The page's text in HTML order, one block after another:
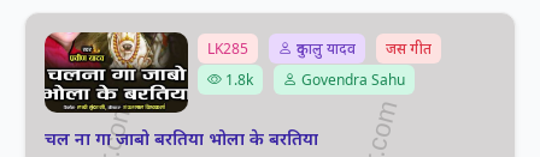
LK285 दुकालु यादव
जस गीत
1.8k
Govendra Sahu
चल ना गा जाबो बरतिया भोला के बरतिया